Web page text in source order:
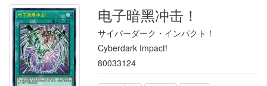
电子暗黑冲击！
サイバーダーク・インパクト！
Cyberdark Impact!
80033124